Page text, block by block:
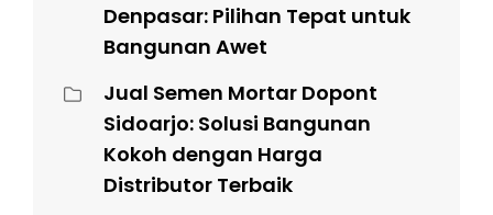
Denpasar: Pilihan Tepat untuk
Bangunan Awet
Jual Semen Mortar Dopont
Sidoarjo: Solusi Bangunan
Kokoh dengan Harga
Distributor Terbaik